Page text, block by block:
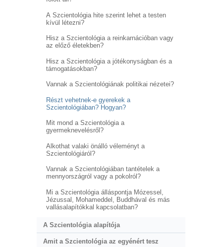
A Szcientológia hite szerint lehet a testen
kívül létezni?
Hisz a Szcientológia a reinkarnációban vagy
az előző életekben?
Hisz a Szcientológia a jótékonyságban és a
támogatásokban?
Vannak a Szcientológiának politikai nézetei?
Részt vehetnek-e gyerekek a
Szcientológiában? Hogyan?
Mit mond a Szcientológia a
gyermeknevelésről?
Alkothat valaki önálló véleményt a
Szcientológiáról?
Vannak a Szcientológiában tantételek a
mennyországról vagy a pokolról?
Mi a Szcientológia álláspontja Mózessel,
Jézussal, Mohameddel, Buddhával és más
vallásalapítókkal kapcsolatban?
A Szcientológia alapítója
Amit a Szcientológia az egyénért tesz